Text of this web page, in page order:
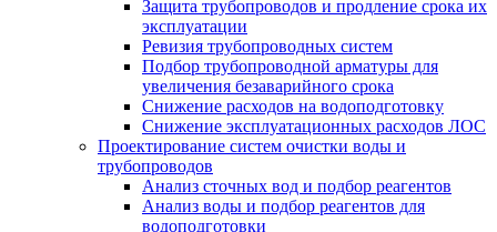
Защита трубопроводов и продление срока их
эксплуатации
Ревизия трубопроводных систем
Подбор трубопроводной арматуры для
увеличения безаварийного срока
Снижение расходов на водоподготовку
Снижение эксплуатационных расходов ЛОС
Проектирование систем очистки воды и
трубопроводов
Анализ сточных вод и подбор реагентов
Анализ воды и подбор реагентов для
водоподготовки